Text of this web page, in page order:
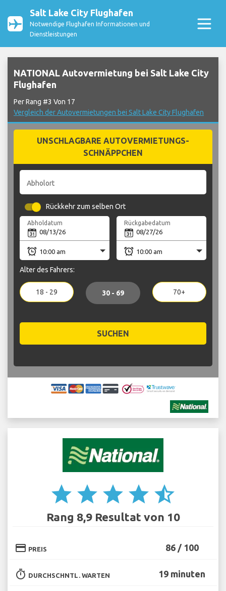
Salt Lake City Flughafen
Notwendige Flughafen Informationen und
Dienstleistungen
NATIONAL Autovermietung bei Salt Lake City
Flughafen
Per Rang #3 Von 17
Vergleich der Autovermietungen bei Salt Lake City Flughafen
UNSCHLAGBARE AUTOVERMIETUNGS-
SCHNÄPPCHEN
Abholort
Rückkehr zum selben Ort
Abholdatum Rückgabedatum
Alter des Fahrers:
18 - 29 30 - 69 70+
SUCHEN
star star star star star_half
Rang 8,9 Resultat von 10
credit_card PREIS 86 / 100
timer DURCHSCHNTL. WARTEN 19 minuten